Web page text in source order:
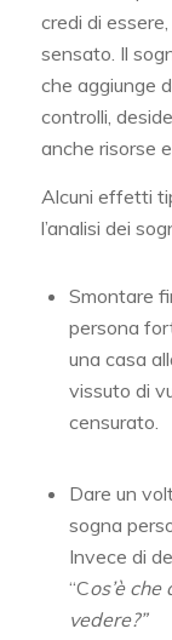
credi di
sensato. Il
che aggiunge
controlli,
anche risorse
Alcuni effetti
l’analisi dei
Smontare
persona
una casa
vissuto di
censurato.
Dare un
sogna
Invece di
“Cos’è
vedere?”